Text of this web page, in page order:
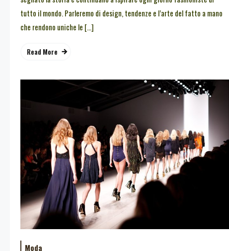
tutto il mondo. Parleremo di design, tendenze e l’arte del fatto a mano
che rendono uniche le […]
Read More
Moda